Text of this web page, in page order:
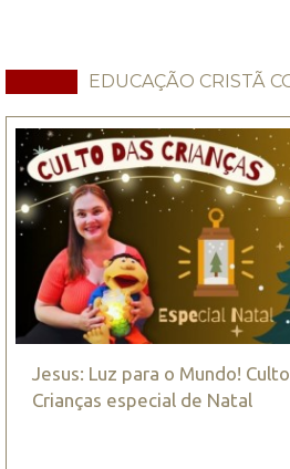
EDUCAÇÃO CRISTÃ
Jesus: Luz para o Mundo!
Crianças especial de Natal